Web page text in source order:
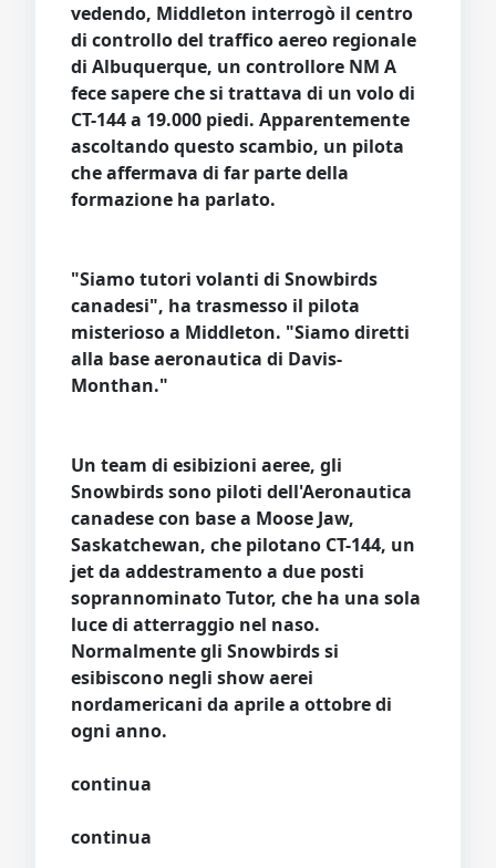
vedendo, Middleton interrogò il centro
di controllo del traffico aereo regionale
di Albuquerque, un controllore NM A
fece sapere che si trattava di un volo di
CT-144 a 19.000 piedi. Apparentemente
ascoltando questo scambio, un pilota
che affermava di far parte della
formazione ha parlato.
"Siamo tutori volanti di Snowbirds
canadesi", ha trasmesso il pilota
misterioso a Middleton. "Siamo diretti
alla base aeronautica di Davis-
Monthan."
Un team di esibizioni aeree, gli
Snowbirds sono piloti dell'Aeronautica
canadese con base a Moose Jaw,
Saskatchewan, che pilotano CT-144, un
jet da addestramento a due posti
soprannominato Tutor, che ha una sola
luce di atterraggio nel naso.
Normalmente gli Snowbirds si
esibiscono negli show aerei
nordamericani da aprile a ottobre di
ogni anno.
continua
continua